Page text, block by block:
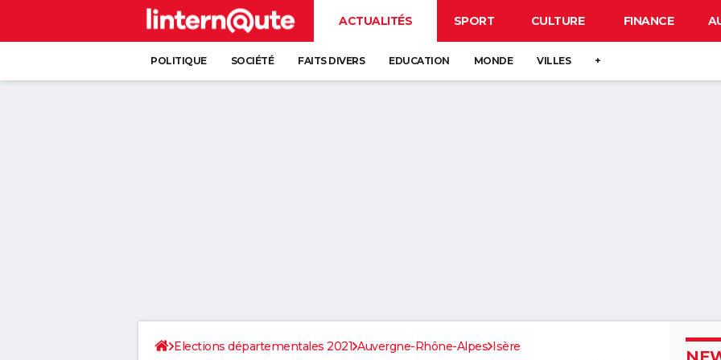
ACTUALITÉS SPORT CULTURE FINANCE
POLITIQUE SOCIÉTÉ FAITS DIVERS EDUCATION MONDE VILLES +
Elections départementales 2021 Auvergne-Rhône-Alpes Isère